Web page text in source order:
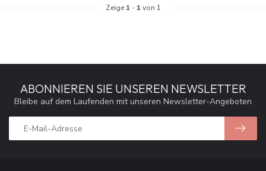
Zeige 1 - 1 von 1
ABONNIEREN SIE UNSEREN NEWSLETTER
Bleibe auf dem Laufenden mit unseren Newsletter-Angeboten